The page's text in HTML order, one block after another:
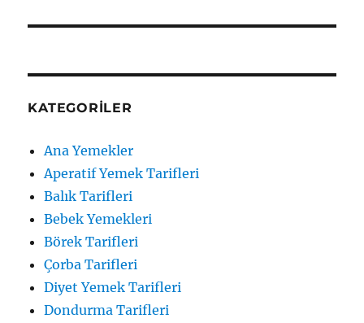
KATEGORILER
Ana Yemekler
Aperatif Yemek Tarifleri
Balık Tarifleri
Bebek Yemekleri
Börek Tarifleri
Çorba Tarifleri
Diyet Yemek Tarifleri
Dondurma Tarifleri